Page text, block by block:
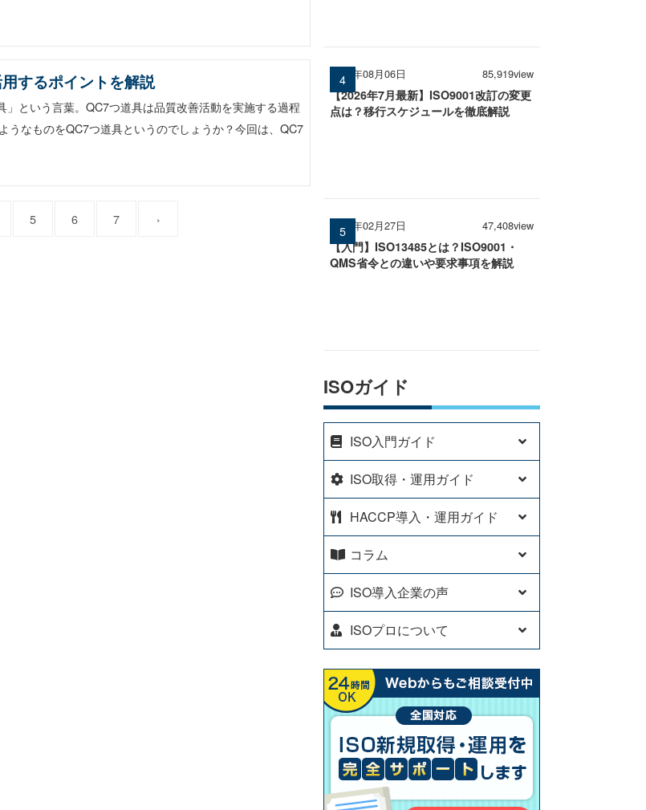
するポイントを解説
という言葉。QC7つ道具は品質改善活動を実施する過程
うなものをQC7つ道具というのでしょうか？今回は、QC7
5 6 7 ›
2026年08月06日 85,919view
【2026年7月最新】ISO9001改訂の変更
点は？移行スケジュールを徹底解説
2026年02月27日 47,408view
【入門】ISO13485とは？ISO9001・
QMS省令との違いや要求事項を解説
ISOガイド
ISO入門ガイド
ISO取得・運用ガイド
HACCP導入・運用ガイド
コラム
ISO導入企業の声
ISOプロについて